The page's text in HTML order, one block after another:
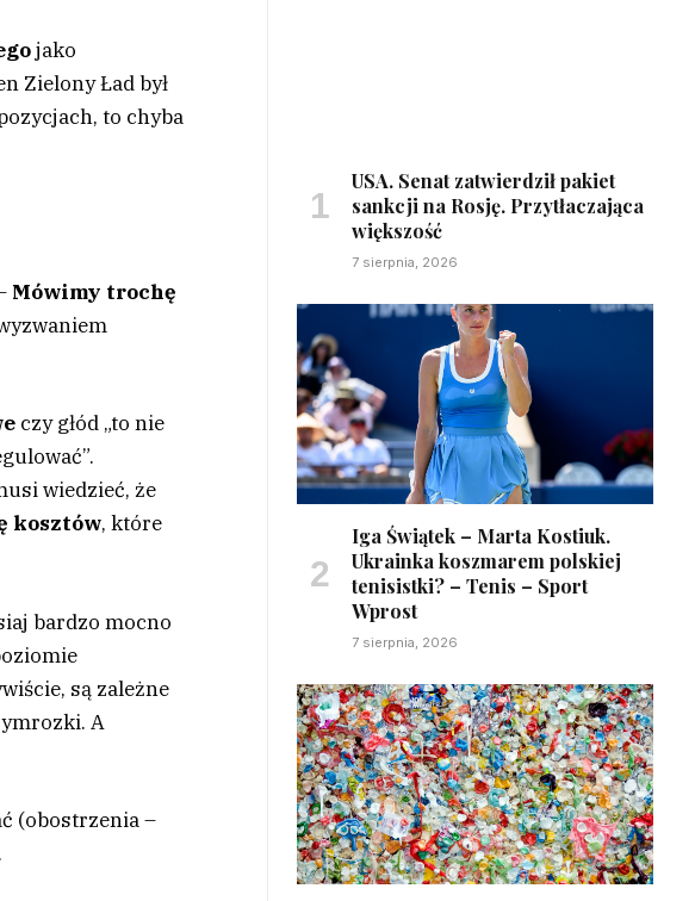
jako
Zielony Ład był
to chyba
Mówimy trochę
czy głód „to nie
wiedzieć, że
kosztów, które
bardzo mocno
są zależne
A
(obostrzenia –
USA. Senat zatwierdził pakiet
sankcji na Rosję. Przytłaczająca
większość
7 sierpnia, 2026
Iga Świątek – Marta Kostiuk.
Ukrainka koszmarem polskiej
tenisistki? – Tenis – Sport
Wprost
7 sierpnia, 2026